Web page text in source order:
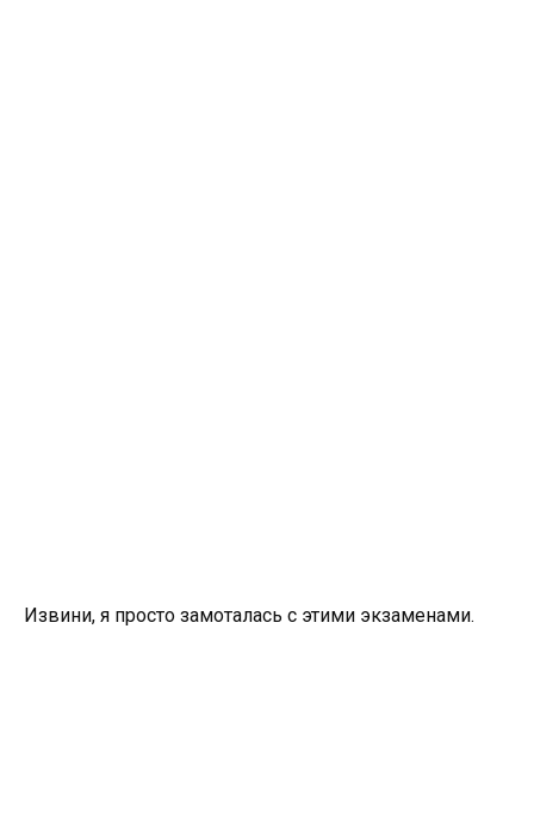
Извини, я просто замоталась с этими экзаменами.